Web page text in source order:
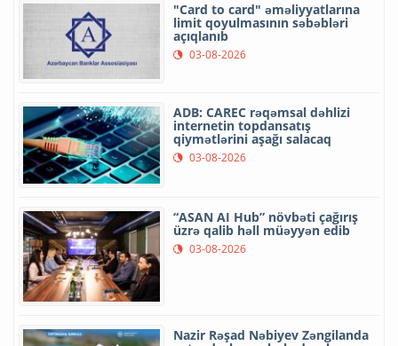
"Card to card" əməliyyatlarına
limit qoyulmasının səbəbləri
açıqlanıb
03-08-2026
ADB: CAREC rəqəmsal dəhlizi
internetin topdansatış
qiymətlərini aşağı salacaq
03-08-2026
“ASAN AI Hub” növbəti çağırış
üzrə qalib həll müəyyən edib
03-08-2026
Nazir Rəşad Nəbiyev Zəngilanda